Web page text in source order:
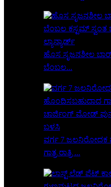
ಹೊಸ ಸೃಜನಶೀಲ
ಬೆಂಬಲ...
ವರ್ಗ 7 ಜಲನಿರೋಧಕ
ಗಾತ್ರ ರಾತ್ರಿ ...